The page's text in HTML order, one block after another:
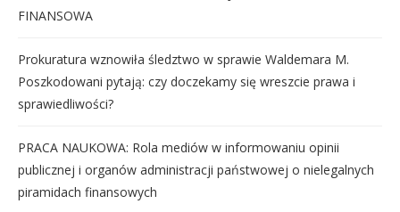
FINANSOWA
Prokuratura wznowiła śledztwo w sprawie Waldemara M.
Poszkodowani pytają: czy doczekamy się wreszcie prawa i
sprawiedliwości?
PRACA NAUKOWA: Rola mediów w informowaniu opinii
publicznej i organów administracji państwowej o nielegalnych
piramidach finansowych